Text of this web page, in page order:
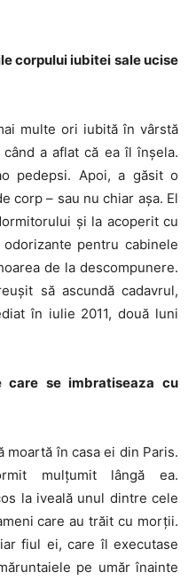
corpului iubitei sale ucise
multe ori iubită în vârstă
a aflat că ea îl înșela.
pedepsi. Apoi, a găsit o
corp – sau nu chiar așa. El
și la acoperit cu
pentru cabinele
de la descompunere.
să ascundă cadavrul,
în iulie 2011, două luni
care se imbratiseaza cu
moartă în casa ei din Paris.
mulțumit lângă ea.
la iveală unul dintre cele
care au trăit cu morții.
fiul ei, care îl executase
pe umăr înainte